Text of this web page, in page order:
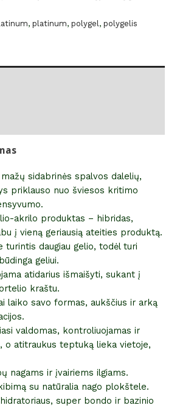
, platinum, polygel , polygelis
sidabrinės spalvos dalelių,
priklauso nuo šviesos kritimo
akrilo produktas – hibridas,
į vieną geriausią ateities produktą.
turintis daugiau gelio, todėl turi
geliui.
atidarius išmaišyti, sukant į
kraštu.
laiko savo formas, aukščius ir arką
valdomas, kontroliuojamas ir
o atitraukus teptuką lieka vietoje,
nagams ir įvairiems ilgiams.
su natūralia nago plokštele.
super bondo ir bazinio